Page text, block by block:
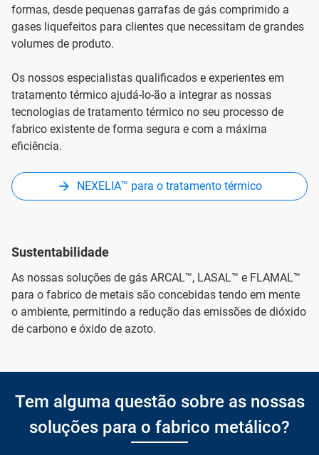
formas, desde pequenas garrafas de gás comprimido a
gases liquefeitos para clientes que necessitam de grandes
volumes de produto.
Os nossos especialistas qualificados e experientes em
tratamento térmico ajudá-lo-ão a integrar as nossas
tecnologias de tratamento térmico no seu processo de
fabrico existente de forma segura e com a máxima
eficiência.
NEXELIA™ para o tratamento térmico
Sustentabilidade
As nossas soluções de gás ARCAL™, LASAL™ e FLAMAL™
para o fabrico de metais são concebidas tendo em mente
o ambiente, permitindo a redução das emissões de dióxido
de carbono e óxido de azoto.
Tem alguma questão sobre as nossas
soluções para o fabrico metálico?